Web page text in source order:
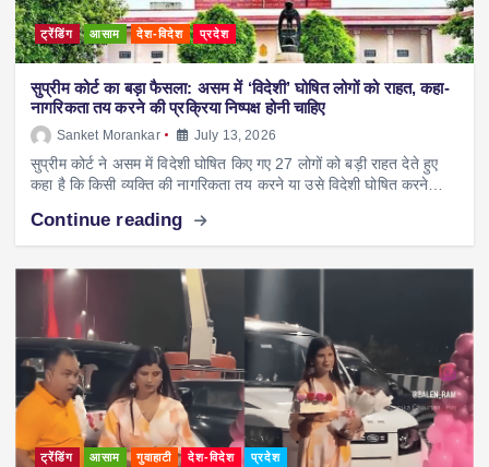
ट्रेंडिंग आसाम देश-विदेश प्रदेश
सुप्रीम कोर्ट का बड़ा फैसला: असम में ‘विदेशी’ घोषित लोगों को राहत, कहा-
नागरिकता तय करने की प्रक्रिया निष्पक्ष होनी चाहिए
Sanket Morankar July 13, 2026
सुप्रीम कोर्ट ने असम में विदेशी घोषित किए गए 27 लोगों को बड़ी राहत देते हुए
कहा है कि किसी व्यक्ति की नागरिकता तय करने या उसे विदेशी घोषित करने…
Continue reading
ट्रेंडिंग आसाम गुवाहाटी देश-विदेश प्रदेश